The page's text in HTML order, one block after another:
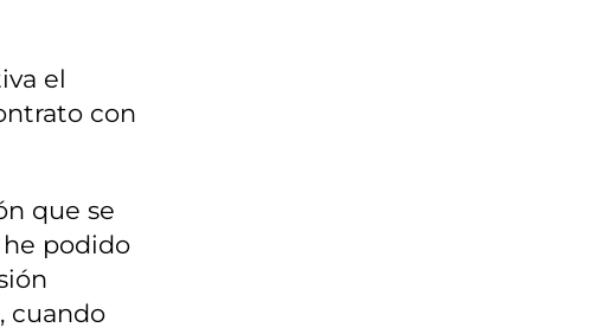
el
con
que se
podido
cuando